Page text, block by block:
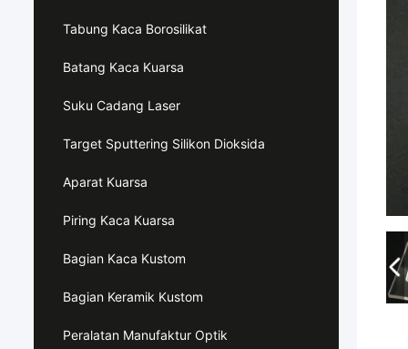
Tabung Kaca Borosilikat
Batang Kaca Kuarsa
Suku Cadang Laser
Target Sputtering Silikon Dioksida
Aparat Kuarsa
Piring Kaca Kuarsa
Bagian Kaca Kustom
Bagian Keramik Kustom
Peralatan Manufaktur Optik